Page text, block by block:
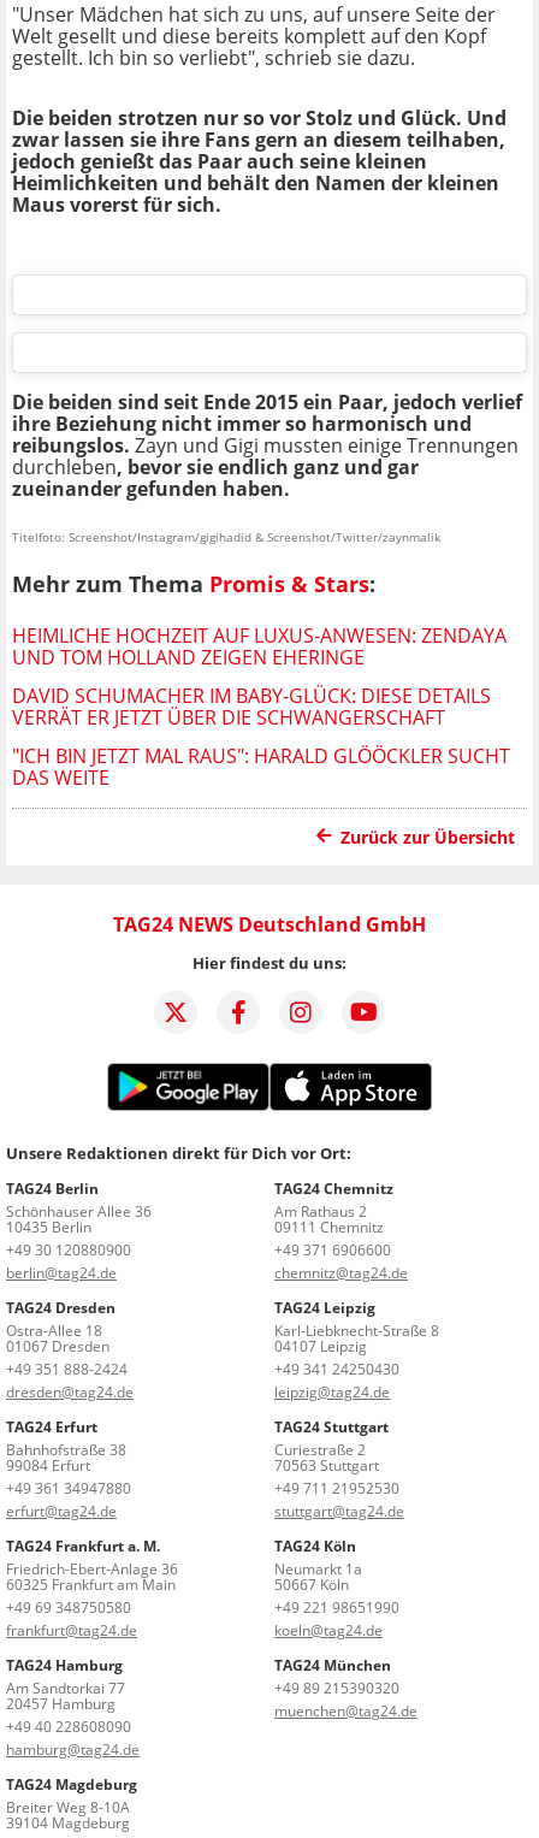
"Unser Mädchen hat sich zu uns, auf unsere Seite der
Welt gesellt und diese bereits komplett auf den Kopf
gestellt. Ich bin so verliebt", schrieb sie dazu.
Die beiden strotzen nur so vor Stolz und Glück. Und
zwar lassen sie ihre Fans gern an diesem teilhaben,
jedoch genießt das Paar auch seine kleinen
Heimlichkeiten und behält den Namen der kleinen
Maus vorerst für sich.
Die beiden sind seit Ende 2015 ein Paar, jedoch verlief
ihre Beziehung nicht immer so harmonisch und
reibungslos. Zayn und Gigi mussten einige Trennungen
durchleben, bevor sie endlich ganz und gar
zueinander gefunden haben.
Titelfoto: Screenshot/Instagram/gigihadid & Screenshot/Twitter/zaynmalik
Mehr zum Thema Promis & Stars:
HEIMLICHE HOCHZEIT AUF LUXUS-ANWESEN: ZENDAYA
UND TOM HOLLAND ZEIGEN EHERINGE
DAVID SCHUMACHER IM BABY-GLÜCK: DIESE DETAILS
VERRÄT ER JETZT ÜBER DIE SCHWANGERSCHAFT
"ICH BIN JETZT MAL RAUS": HARALD GLÖÖCKLER SUCHT
DAS WEITE
Zurück zur Übersicht
TAG24 NEWS Deutschland GmbH
Hier findest du uns:
Unsere Redaktionen direkt für Dich vor Ort:
TAG24 Berlin
Schönhauser Allee 36
10435 Berlin
+49 30 120880900
berlin@tag24.de
TAG24 Chemnitz
Am Rathaus 2
09111 Chemnitz
+49 371 6906600
chemnitz@tag24.de
TAG24 Dresden
Ostra-Allee 18
01067 Dresden
+49 351 888-2424
dresden@tag24.de
TAG24 Leipzig
Karl-Liebknecht-Straße 8
04107 Leipzig
+49 341 24250430
leipzig@tag24.de
TAG24 Erfurt
Bahnhofstraße 38
99084 Erfurt
+49 361 34947880
erfurt@tag24.de
TAG24 Stuttgart
Curiestraße 2
70563 Stuttgart
+49 711 21952530
stuttgart@tag24.de
TAG24 Frankfurt a. M.
Friedrich-Ebert-Anlage 36
60325 Frankfurt am Main
+49 69 348750580
frankfurt@tag24.de
TAG24 Köln
Neumarkt 1a
50667 Köln
+49 221 98651990
koeln@tag24.de
TAG24 Hamburg
Am Sandtorkai 77
20457 Hamburg
+49 40 228608090
hamburg@tag24.de
TAG24 München
+49 89 215390320
muenchen@tag24.de
TAG24 Magdeburg
Breiter Weg 8-10A
39104 Magdeburg